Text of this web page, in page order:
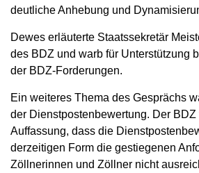
deutliche Anhebung und
Dewes erläuterte Staatssekretär
des BDZ und warb für Unterstützung
der BDZ-Forderungen.
Ein weiteres Thema des Gesprächs
der Dienstpostenbewertung. Der BDZ
Auffassung, dass die
derzeitigen Form die gestiegenen
Zöllnerinnen und Zöllner nicht